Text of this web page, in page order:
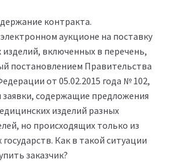
контракта.
аукционе на поставку
включенных в перечень,
постановлением Правительства
от 05.02.2015 года № 102,
содержащие предложения
изделий разных
но происходящих только из
Как в такой ситуации
заказчик?